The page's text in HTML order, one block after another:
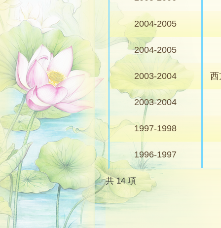
2004-2005
2004-2005
2003-2004 西
2003-2004
1997-1998
1996-1997
共 14 項